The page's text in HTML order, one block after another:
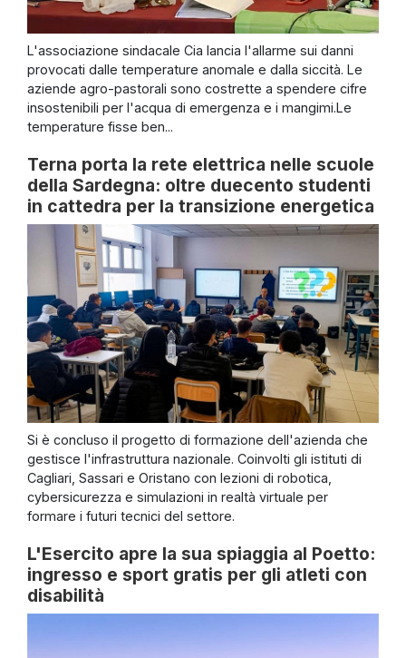
L'associazione sindacale Cia lancia l'allarme sui danni
provocati dalle temperature anomale e dalla siccità. Le
aziende agro-pastorali sono costrette a spendere cifre
insostenibili per l'acqua di emergenza e i mangimi.Le
temperature fisse ben...
Terna porta la rete elettrica nelle scuole
della Sardegna: oltre duecento studenti
in cattedra per la transizione energetica
Si è concluso il progetto di formazione dell'azienda che
gestisce l'infrastruttura nazionale. Coinvolti gli istituti di
Cagliari, Sassari e Oristano con lezioni di robotica,
cybersicurezza e simulazioni in realtà virtuale per
formare i futuri tecnici del settore.
L'Esercito apre la sua spiaggia al Poetto:
ingresso e sport gratis per gli atleti con
disabilità